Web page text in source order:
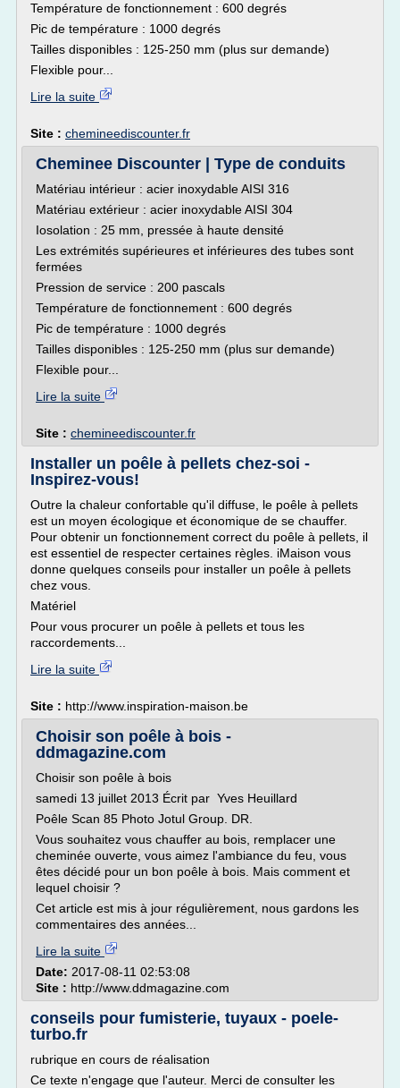
Température de fonctionnement : 600 degrés
Pic de température : 1000 degrés
Tailles disponibles : 125-250 mm (plus sur demande)
Flexible pour...
Lire la suite
Site : chemineediscounter.fr
Cheminee Discounter | Type de conduits
Matériau intérieur : acier inoxydable AISI 316
Matériau extérieur : acier inoxydable AISI 304
Iosolation : 25 mm, pressée à haute densité
Les extrémités supérieures et inférieures des tubes sont
fermées
Pression de service : 200 pascals
Température de fonctionnement : 600 degrés
Pic de température : 1000 degrés
Tailles disponibles : 125-250 mm (plus sur demande)
Flexible pour...
Lire la suite
Site : chemineediscounter.fr
Installer un poêle à pellets chez-soi -
Inspirez-vous!
Outre la chaleur confortable qu'il diffuse, le poêle à pellets
est un moyen écologique et économique de se chauffer.
Pour obtenir un fonctionnement correct du poêle à pellets, il
est essentiel de respecter certaines règles. iMaison vous
donne quelques conseils pour installer un poêle à pellets
chez vous.
Matériel
Pour vous procurer un poêle à pellets et tous les
raccordements...
Lire la suite
Site : http://www.inspiration-maison.be
Choisir son poêle à bois -
ddmagazine.com
Choisir son poêle à bois
samedi 13 juillet 2013 Écrit par Yves Heuillard
Poêle Scan 85 Photo Jotul Group. DR.
Vous souhaitez vous chauffer au bois, remplacer une
cheminée ouverte, vous aimez l'ambiance du feu, vous
êtes décidé pour un bon poêle à bois. Mais comment et
lequel choisir ?
Cet article est mis à jour régulièrement, nous gardons les
commentaires des années...
Lire la suite
Date: 2017-08-11 02:53:08
Site : http://www.ddmagazine.com
conseils pour fumisterie, tuyaux - poele-
turbo.fr
rubrique en cours de réalisation
Ce texte n'engage que l'auteur. Merci de consulter les